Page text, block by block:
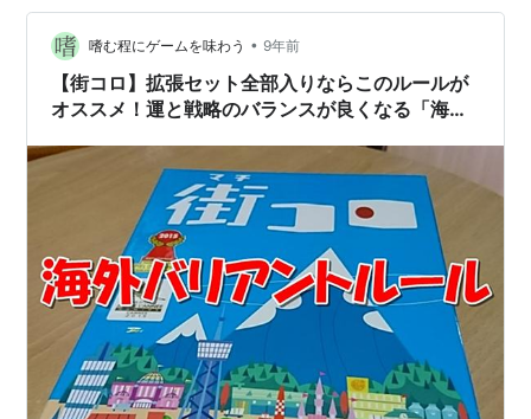
ています。 最初のフェイズは、主に、人（丸いコマ）を
場に配置するフェイズです。 場は、中央のジェ…
嗜む程にゲームを味わう • 9年前
【街コロ】拡張セット全部入りならこのルールが
オススメ！運と戦略のバランスが良くなる「海外